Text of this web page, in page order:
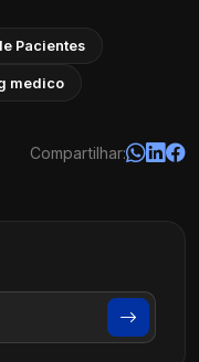
Pacientes
medico
Compartilhar: